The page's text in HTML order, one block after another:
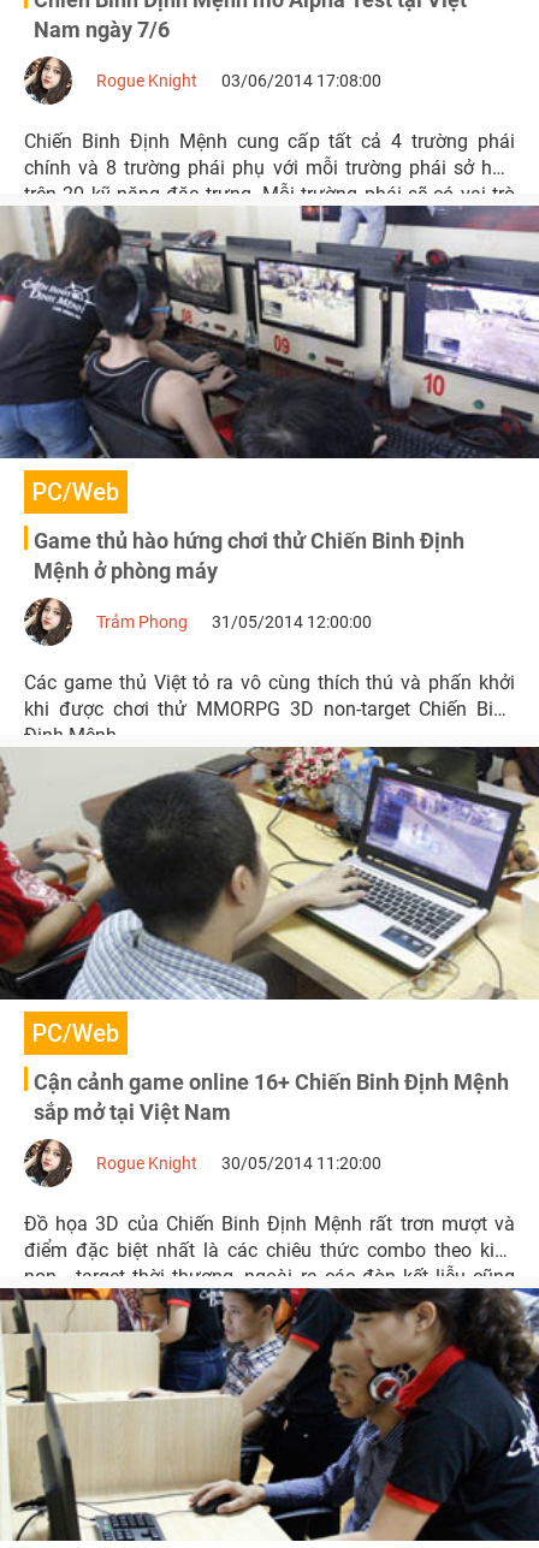
Nam ngày 7/6
Rogue Knight 03/06/2014 17:08:00
Chiến Binh Định Mệnh cung cấp tất cả 4 trường phái
chính và 8 trường phái phụ với mỗi trường phái sở hữu
trên 20 kỹ năng đặc trưng. Mỗi trường phái sẽ có vai trò
nhất định trong PvP, PvE, săn boss…
PC/Web
Game thủ hào hứng chơi thử Chiến Binh Định
Mệnh ở phòng máy
Trảm Phong 31/05/2014 12:00:00
Các game thủ Việt tỏ ra vô cùng thích thú và phấn khởi
khi được chơi thử MMORPG 3D non-target Chiến Binh
Định Mệnh.
PC/Web
Cận cảnh game online 16+ Chiến Binh Định Mệnh
sắp mở tại Việt Nam
Rogue Knight 30/05/2014 11:20:00
Đồ họa 3D của Chiến Binh Định Mệnh rất trơn mượt và
điểm đặc biệt nhất là các chiêu thức combo theo kiểu
non - target thời thượng, ngoài ra các đòn kết liễu cũng
khá lạ, ấn tượng.